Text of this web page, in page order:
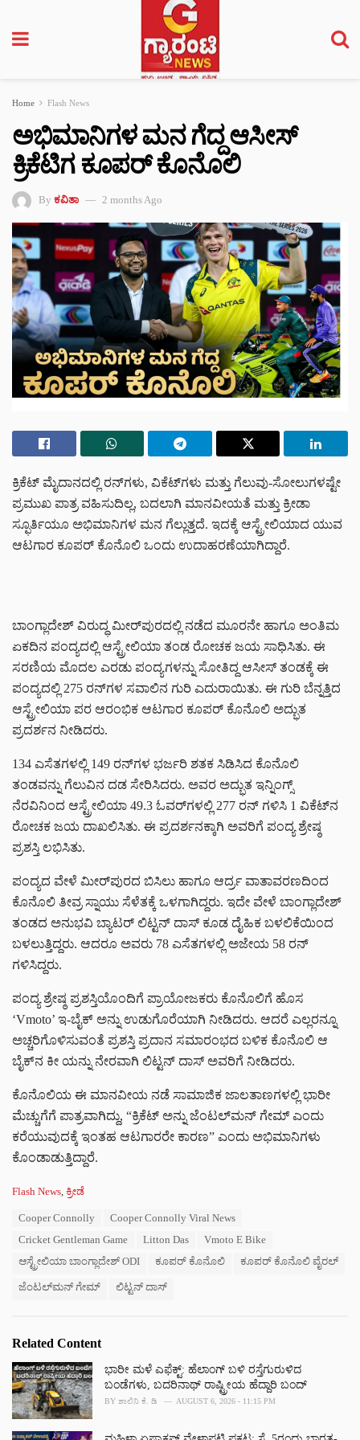
Home Flash News
ಅಭಿಮಾನಿಗಳ ಮನ ಗೆದ್ದ ಆಸೀಸ್
ಕ್ರಿಕೆಟಿಗ ಕೂಪರ್ ಕೊನೊಲಿ
By ಕವಿತಾ 2 months Ago
ಕ್ರಿಕೆಟ್ ಮೈದಾನದಲ್ಲಿ ರನ್‌ಗಳು, ವಿಕೆಟ್‌ಗಳು ಮತ್ತು ಗೆಲುವು-ಸೋಲುಗಳಷ್ಟೇ
ಪ್ರಮುಖ ಪಾತ್ರ ವಹಿಸುದಿಲ್ಲ, ಬದಲಾಗಿ ಮಾನವೀಯತೆ ಮತ್ತು ಕ್ರೀಡಾ
ಸ್ಫೂರ್ತಿಯೂ ಅಭಿಮಾನಿಗಳ ಮನ ಗೆಲ್ಲುತ್ತದೆ. ಇದಕ್ಕೆ ಆಸ್ಟ್ರೇಲಿಯಾದ ಯುವ
ಆಟಗಾರ ಕೂಪರ್ ಕೊನೊಲಿ ಒಂದು ಉದಾಹರಣೆಯಾಗಿದ್ದಾರೆ.
ಬಾಂಗ್ಲಾದೇಶ್ ವಿರುದ್ಧ ಮೀರ್‌ಪುರದಲ್ಲಿ ನಡೆದ ಮೂರನೇ ಹಾಗೂ ಅಂತಿಮ
ಏಕದಿನ ಪಂದ್ಯದಲ್ಲಿ ಆಸ್ಟ್ರೇಲಿಯಾ ತಂಡ ರೋಚಕ ಜಯ ಸಾಧಿಸಿತು. ಈ
ಸರಣಿಯ ಮೊದಲ ಎರಡು ಪಂದ್ಯಗಳನ್ನು ಸೋತಿದ್ದ ಆಸೀಸ್ ತಂಡಕ್ಕೆ ಈ
ಪಂದ್ಯದಲ್ಲಿ 275 ರನ್‌ಗಳ ಸವಾಲಿನ ಗುರಿ ಎದುರಾಯಿತು. ಈ ಗುರಿ ಬೆನ್ನತ್ತಿದ
ಆಸ್ಟ್ರೇಲಿಯಾ ಪರ ಆರಂಭಿಕ ಆಟಗಾರ ಕೂಪರ್ ಕೊನೊಲಿ ಅದ್ಭುತ
ಪ್ರದರ್ಶನ ನೀಡಿದರು.
134 ಎಸೆತಗಳಲ್ಲಿ 149 ರನ್‌ಗಳ ಭರ್ಜರಿ ಶತಕ ಸಿಡಿಸಿದ ಕೊನೊಲಿ
ತಂಡವನ್ನು ಗೆಲುವಿನ ದಡ ಸೇರಿಸಿದರು. ಅವರ ಅದ್ಭುತ ಇನ್ನಿಂಗ್ಸ್
ನೆರವಿನಿಂದ ಆಸ್ಟ್ರೇಲಿಯಾ 49.3 ಓವರ್‌ಗಳಲ್ಲಿ 277 ರನ್ ಗಳಿಸಿ 1 ವಿಕೆಟ್‌ನ
ರೋಚಕ ಜಯ ದಾಖಲಿಸಿತು. ಈ ಪ್ರದರ್ಶನಕ್ಕಾಗಿ ಅವರಿಗೆ ಪಂದ್ಯ ಶ್ರೇಷ್ಠ
ಪ್ರಶಸ್ತಿ ಲಭಿಸಿತು.
ಪಂದ್ಯದ ವೇಳೆ ಮೀರ್‌ಪುರದ ಬಿಸಿಲು ಹಾಗೂ ಆರ್ದ್ರ ವಾತಾವರಣದಿಂದ
ಕೊನೊಲಿ ತೀವ್ರ ಸ್ನಾಯು ಸೆಳೆತಕ್ಕೆ ಒಳಗಾಗಿದ್ದರು. ಇದೇ ವೇಳೆ ಬಾಂಗ್ಲಾದೇಶ್
ತಂಡದ ಅನುಭವಿ ಬ್ಯಾಟರ್ ಲಿಟ್ಟನ್ ದಾಸ್ ಕೂಡ ದೈಹಿಕ ಬಳಲಿಕೆಯಿಂದ
ಬಳಲುತ್ತಿದ್ದರು. ಆದರೂ ಅವರು 78 ಎಸೆತಗಳಲ್ಲಿ ಅಜೇಯ 58 ರನ್
ಗಳಿಸಿದ್ದರು.
ಪಂದ್ಯ ಶ್ರೇಷ್ಠ ಪ್ರಶಸ್ತಿಯೊಂದಿಗೆ ಪ್ರಾಯೋಜಕರು ಕೊನೊಲಿಗೆ ಹೊಸ
‘Vmoto’ ಇ-ಬೈಕ್ ಅನ್ನು ಉಡುಗೊರೆಯಾಗಿ ನೀಡಿದರು. ಆದರೆ ಎಲ್ಲರನ್ನೂ
ಅಚ್ಚರಿಗೊಳಿಸುವಂತೆ ಪ್ರಶಸ್ತಿ ಪ್ರದಾನ ಸಮಾರಂಭದ ಬಳಿಕ ಕೊನೊಲಿ ಆ
ಬೈಕ್‌ನ ಕೀ ಯನ್ನು ನೇರವಾಗಿ ಲಿಟ್ಟನ್ ದಾಸ್ ಅವರಿಗೆ ನೀಡಿದರು.
ಕೊನೊಲಿಯ ಈ ಮಾನವೀಯ ನಡೆ ಸಾಮಾಜಿಕ ಜಾಲತಾಣಗಳಲ್ಲಿ ಭಾರೀ
ಮೆಚ್ಚುಗೆಗೆ ಪಾತ್ರವಾಗಿದ್ದು, “ಕ್ರಿಕೆಟ್ ಅನ್ನು ಜೆಂಟಲ್‌ಮನ್ ಗೇಮ್ ಎಂದು
ಕರೆಯುವುದಕ್ಕೆ ಇಂತಹ ಆಟಗಾರರೇ ಕಾರಣ” ಎಂದು ಅಭಿಮಾನಿಗಳು
ಕೊಂಡಾಡುತ್ತಿದ್ದಾರೆ.
C
Flash News ಕ್ರೀಡೆ
Cooper Connolly
Cooper Connolly Viral News
Cricket Gentleman Game
Litton Das
Vmoto E Bike
ಆಸ್ಟ್ರೇಲಿಯಾ ಬಾಂಗ್ಲಾದೇಶ್ ODI
ಕೂಪರ್ ಕೊನೊಲಿ ಕೂಪರ್ ಕೊನೊಲಿ ವೈರಲ್
ಜೆಂಟಲ್‌ಮನ್ ಗೇಮ್ ಲಿಟ್ಟನ್ ದಾಸ್
Related Content
ಭಾರೀ ಮಳೆ ಎಫೆಕ್ಟ್‌: ಹೆಲಾಂಗ್ ಬಳಿ ರಸ್ತೆಗುರುಳಿದ
ಬಂಡೆಗಳು, ಬದರಿನಾಥ್‌ ರಾಷ್ಟ್ರೀಯ ಹೆದ್ದಾರಿ ಬಂದ್‌
BY ಶಾಲಿನಿ ಕೆ. ಡಿ AUGUST 6, 2026 - 11:15 PM